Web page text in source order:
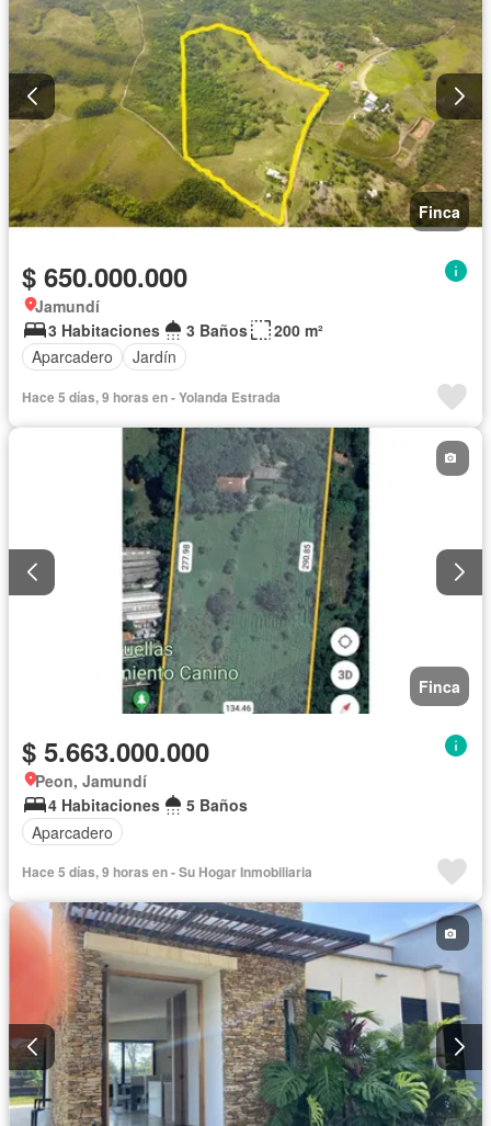
Finca
$ 650.000.000
Jamundí
3 Habitaciones
3 Baños
200 m²
Aparcadero
Jardín
Hace 5 días, 9 horas en - Yolanda Estrada
Finca
$ 5.663.000.000
Peon, Jamundí
4 Habitaciones
5 Baños
Aparcadero
Hace 5 días, 9 horas en - Su Hogar Inmobiliaria